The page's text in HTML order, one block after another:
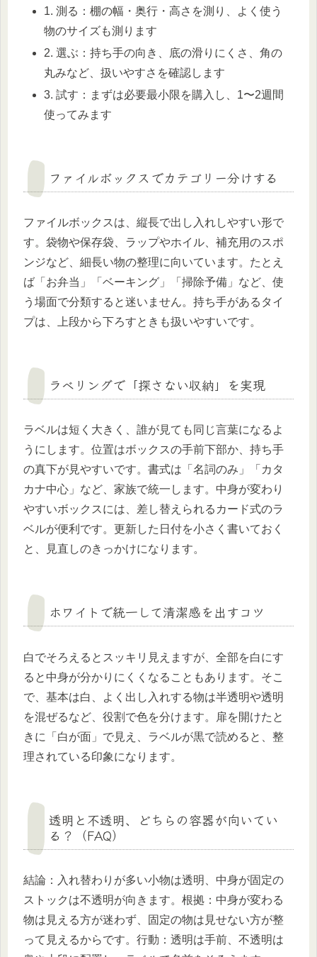
1. 測る：棚の幅・奥行・高さを測り、よく使う
物のサイズも測ります
2. 選ぶ：持ち手の向き、底の滑りにくさ、角の
丸みなど、扱いやすさを確認します
3. 試す：まずは必要最小限を購入し、1〜2週間
使ってみます
ファイルボックスでカテゴリー分けする
ファイルボックスは、縦長で出し入れしやすい形で
す。袋物や保存袋、ラップやホイル、補充用のスポ
ンジなど、細長い物の整理に向いています。たとえ
ば「お弁当」「ベーキング」「掃除予備」など、使
う場面で分類すると迷いません。持ち手があるタイ
プは、上段から下ろすときも扱いやすいです。
ラベリングで「探さない収納」を実現
ラベルは短く大きく、誰が見ても同じ言葉になるよ
うにします。位置はボックスの手前下部か、持ち手
の真下が見やすいです。書式は「名詞のみ」「カタ
カナ中心」など、家族で統一します。中身が変わり
やすいボックスには、差し替えられるカード式のラ
ベルが便利です。更新した日付を小さく書いておく
と、見直しのきっかけになります。
ホワイトで統一して清潔感を出すコツ
白でそろえるとスッキリ見えますが、全部を白にす
ると中身が分かりにくくなることもあります。そこ
で、基本は白、よく出し入れする物は半透明や透明
を混ぜるなど、役割で色を分けます。扉を開けたと
きに「白が面」で見え、ラベルが黒で読めると、整
理されている印象になります。
透明と不透明、どちらの容器が向いてい
る？（FAQ）
結論：入れ替わりが多い小物は透明、中身が固定の
ストックは不透明が向きます。根拠：中身が変わる
物は見える方が迷わず、固定の物は見せない方が整
って見えるからです。行動：透明は手前、不透明は